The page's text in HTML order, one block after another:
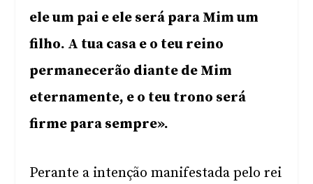
ele um pai e ele será para Mim um
filho. A tua casa e o teu reino
permanecerão diante de Mim
eternamente, e o teu trono será
firme para sempre».
Perante a intenção manifestada pelo rei